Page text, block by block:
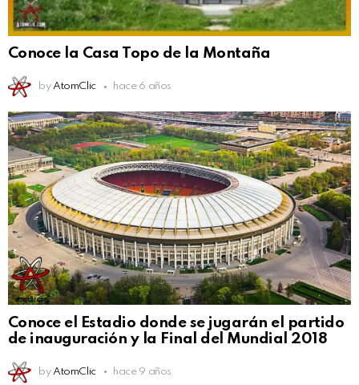
Conoce la Casa Topo de la Montaña
by AtomClic hace 6 años
Conoce el Estadio donde se jugarán el partido
de inauguración y la Final del Mundial 2018
by AtomClic hace 9 años